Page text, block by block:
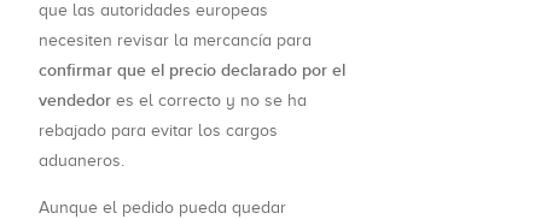
que las autoridades europeas
necesiten revisar la mercancía para
confirmar que el precio declarado por el
vendedor es el correcto y no se ha
rebajado para evitar los cargos
aduaneros.
Aunque el pedido pueda quedar